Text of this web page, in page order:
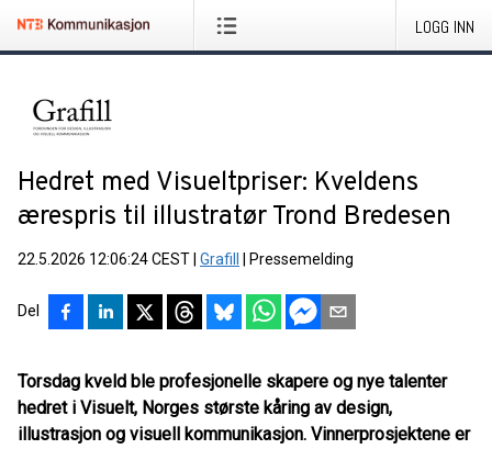
LOGG INN
Hedret med Visueltpriser: Kveldens
ærespris til illustratør Trond Bredesen
22.5.2026 12:06:24 CEST Grafill Pressemelding
Del
Torsdag kveld ble profesjonelle skapere og nye talenter
hedret i Visuelt, Norges største kåring av design,
illustrasjon og visuell kommunikasjon. Vinnerprosjektene er